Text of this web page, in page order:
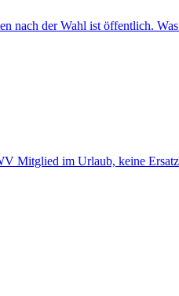
nach der Wahl ist öffentlich.
Mitglied im Urlaub, keine